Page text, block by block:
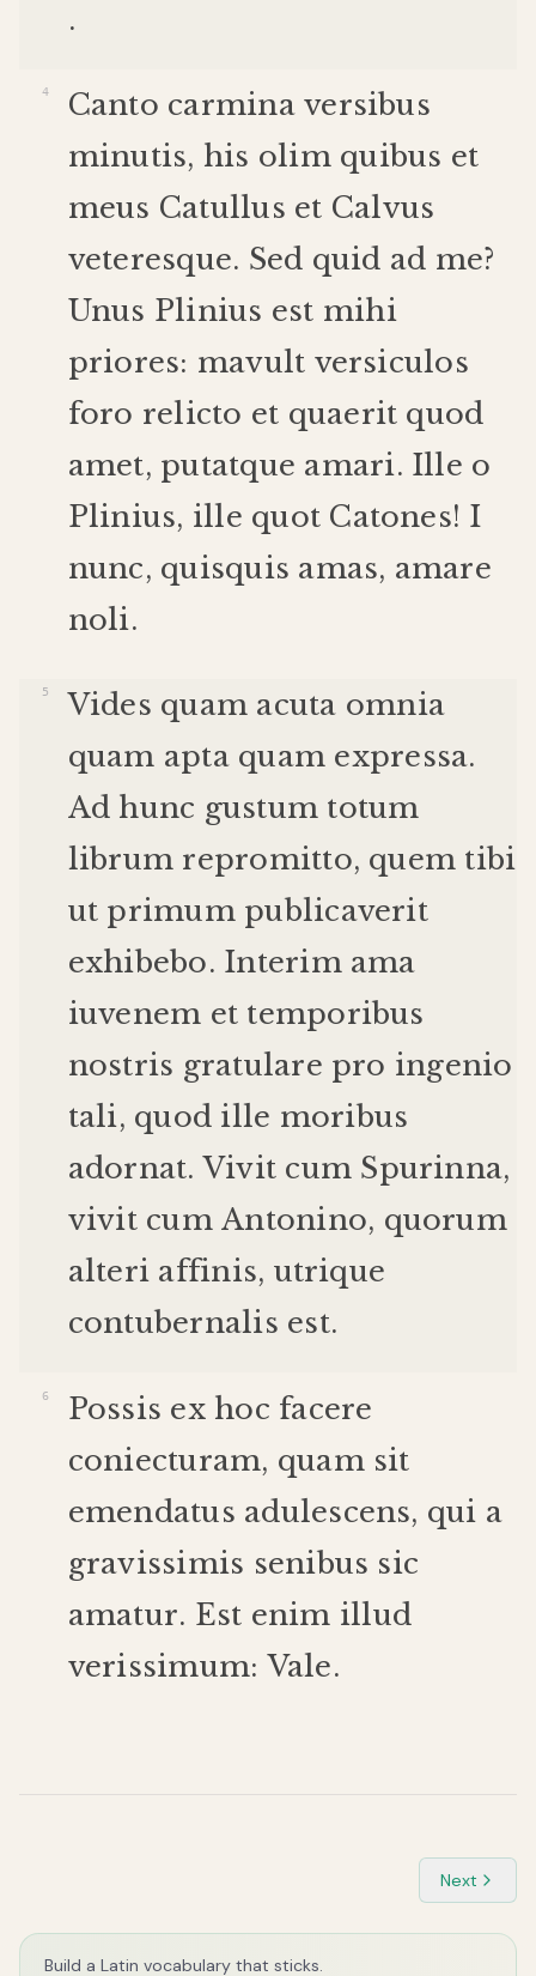
.
Canto carmina versibus
minutis, his olim quibus et
meus Catullus et Calvus
veteresque. Sed quid ad me?
Unus Plinius est mihi
priores: mavult versiculos
foro relicto et quaerit quod
amet, putatque amari. Ille o
Plinius, ille quot Catones! I
nunc, quisquis amas, amare
noli.
Vides quam acuta omnia
quam apta quam expressa.
Ad hunc gustum totum
librum repromitto, quem tibi
ut primum publicaverit
exhibebo. Interim ama
iuvenem et temporibus
nostris gratulare pro ingenio
tali, quod ille moribus
adornat.Vivit cum Spurinna,
vivit cum Antonino, quorum
alteri affinis, utrique
contubernalis est.
Possis ex hoc facere
coniecturam, quam sit
emendatus adulescens, qui a
gravissimis senibus sic
amatur. Est enim illud
verissimum:Vale.
Next
Build a Latin vocabulary that sticks.